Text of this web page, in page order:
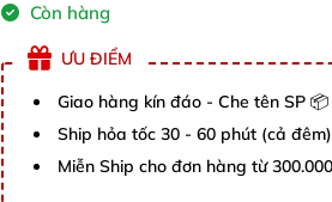
Còn hàng
ƯU ĐIỂM
Giao hàng kín đáo - Che tên SP 📦
Ship hỏa tốc 30 - 60 phút (cả đêm)
Miễn Ship cho đơn hàng từ